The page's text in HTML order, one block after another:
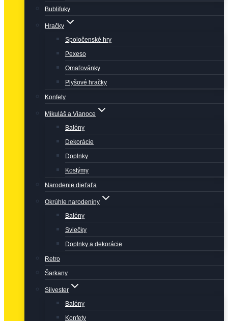
Bublifuky
Hračky
Spoločenské hry
Pexeso
Omaľovánky
Plyšové hračky
Konfety
Mikuláš a Vianoce
Balóny
Dekorácie
Doplnky
Kostýmy
Narodenie dieťaťa
Okrúhle narodeniny
Balóny
Sviečky
Doplnky a dekorácie
Retro
Šarkany
Silvester
Balóny
Konfety